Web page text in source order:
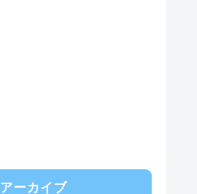
アーカイブ